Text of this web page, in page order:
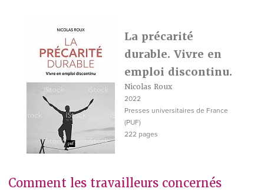
La précarité
durable. Vivre en
emploi discontinu.
Nicolas Roux
2022
Presses universitaires de France
(PUF)
222 pages
Comment les travailleurs concernés